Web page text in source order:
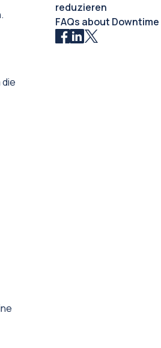
reduzieren
FAQs about